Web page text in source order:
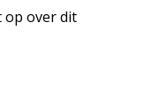
op over dit